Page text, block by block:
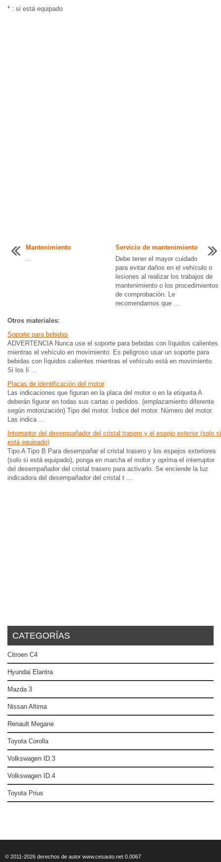
* : si está equipado
Mantenimiento
...
Servicio de mantenimiento
Debe tener el mayor cuidado
para evitar daños en el vehículo o
lesiones al realizar los trabajos de
mantenimiento o los procedimientos
de comprobación. Le
recomendamos que ...
Otros materiales:
Soporte para bebidas
ADVERTENCIA Nunca use el soporte para bebidas con líquidos calientes
mientras el vehículo en movimiento: Es peligroso usar un soporte para
bebidas con líquidos calientes mientras el vehículo está en movimiento.
Si los lí ...
Placas de identificación del motor
Las indicaciones que figuran en la placa del motor o en la etiqueta A
deberán figurar en todas sus cartas o pedidos. (emplazamiento diferente
según motorización) Tipo del motor. Índice del motor. Número del motor.
Las indica ...
Interruptor del desempañador del cristal trasero y el espejo exterior (solo si
está equipado)
Tipo A Tipo B Para desempañar el cristal trasero y los espejos exteriores
(solo si está equipado), ponga en marcha el motor y oprima el interruptor
del desempañador del cristal trasero para activarlo. Se enciende la luz
indicadora del desempañador del cristal t ...
CATEGORÍAS
Citroen C4
Hyundai Elantra
Mazda 3
Nissan Altima
Renault Megane
Toyota Corolla
Volkswagen ID.3
Volkswagen ID.4
Toyota Prius
© 2011-2026 derechos de autor www.cesauto.net 0.0067